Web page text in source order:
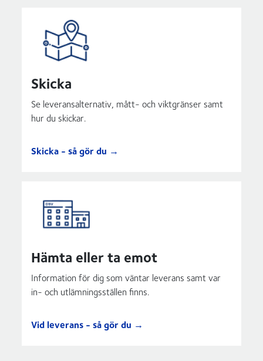
Skicka
Se leveransalternativ, mått- och viktgränser samt
hur du skickar.
Skicka - så gör du →
Hämta eller ta emot
Information för dig som väntar leverans samt var
in- och utlämningsställen finns.
Vid leverans - så gör du →